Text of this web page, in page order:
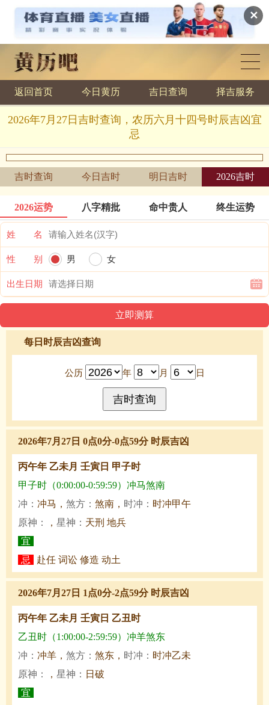
✕
黄历查询
返回首页 今日黄历 吉日查询 择吉服务
2026年7月27日吉时查询，农历六月十四号时辰吉凶宜
忌
吉时查询 今日吉时 明日吉时 2026吉时
2026运势 八字精批 命中贵人 终生运势
姓 名
性 别 男 女
出生日期
每日时辰吉凶查询
公历 年 月 日
2026年7月27日 0点0分-0点59分 时辰吉凶
丙午年 乙未月 壬寅日 甲子时
甲子时（0:00:00-0:59:59）冲马煞南
冲： 冲马， 煞方： 煞南， 时冲： 时冲甲午
原神：
， 星神： 天刑 地兵
宜
忌
赴任 词讼 修造 动土
2026年7月27日 1点0分-2点59分 时辰吉凶
丙午年 乙未月 壬寅日 乙丑时
乙丑时（1:00:00-2:59:59）冲羊煞东
冲： 冲羊， 煞方： 煞东， 时冲： 时冲乙未
原神：
， 星神： 日破
宜